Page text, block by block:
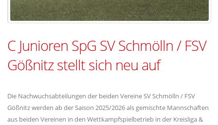
C Junioren SpG SV Schmölln / FSV
Gößnitz stellt sich neu auf
Die Nachwuchsabteilungen der beiden Vereine SV Schmölln / FSV
Gößnitz werden ab der Saison 2025/2026 als gemischte Mannschaften
aus beiden Vereinen in den Wettkampfspielbetrieb in der Kreisliga &